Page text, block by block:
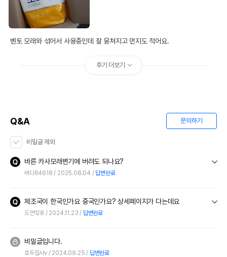
벤토 모래와 섞어서 사용중인데 잘 뭉쳐지고 먼지도 적어요.
후기 더보기
Q&A 문의하기
비밀글 제외
바른 카사모래변기에 버려도 되나요?
버디64618 2025.08.04 답변완료
제조국이 한국인가요 중국인가요? 상세페이지가 다는데요
도연128 2024.11.23 답변완료
비밀글입니다.
호두집사v 2024.09.25 답변완료